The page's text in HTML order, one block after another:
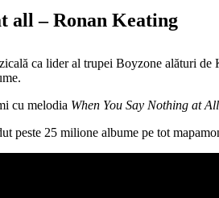
all – Ronan Keating
ca lider al trupei Boyzone alături
cu melodia When You Say Nothing at All
peste 25 milione albume pe tot